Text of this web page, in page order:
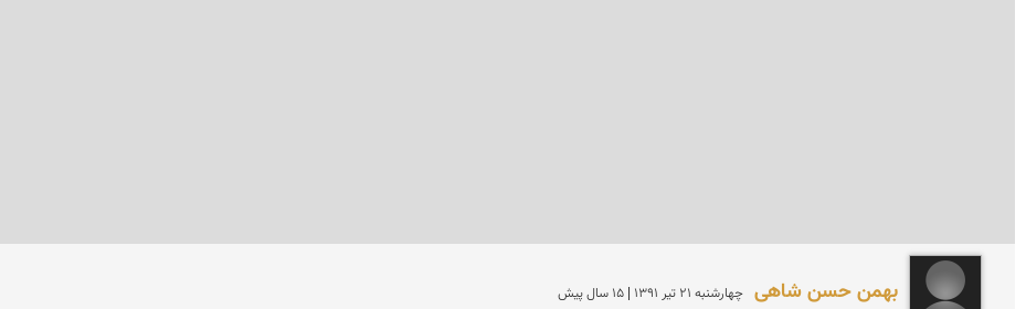
بهمن حسن شاهی چهارشنبه 21 تير 1391 | 15 سال پیش